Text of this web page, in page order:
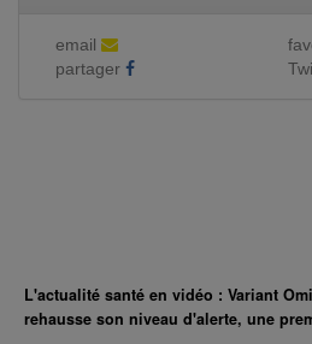
email
partager
L'actualité santé en vidéo : Variant
rehausse son niveau d'alerte, une